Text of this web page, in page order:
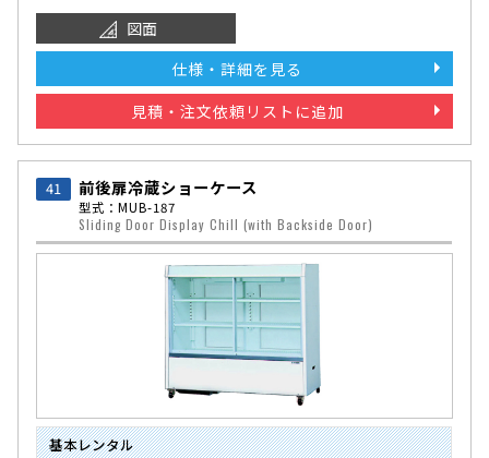
図面
仕様・詳細を見る
見積・注文依頼リストに追加
41 前後扉冷蔵ショーケース
型式：MUB-187
Sliding Door Display Chill (with Backside Door)
基本レンタル